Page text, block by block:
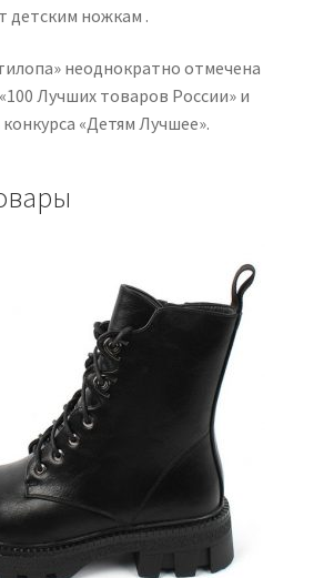
детским ножкам .
неоднократно отмечена
Лучших товаров России» и
«Детям Лучшее».